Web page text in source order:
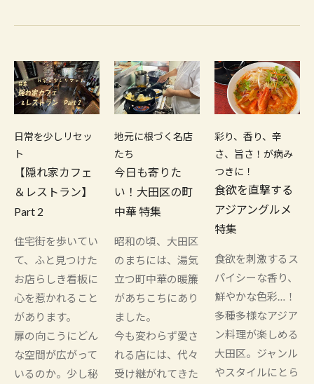
日常を少しリセッ
ト
【隠れ家カフェ
＆レストラン】
Part 2
住宅街を歩いてい
て、ふと見つけた
お店らしき看板に
心を惹かれること
があります。
扉の向こうにどん
な空間が広がって
いるのか。少し秘
地元に根づく名店
たち
今日も寄りた
い！大田区の町
中華 特集
昭和の頃、大田区
のまちには、湯気
立つ町中華の暖簾
があちこちにあり
ました。
今も変わらず愛さ
れる店には、代々
受け継がれてきた
彩り、香り、辛
さ、旨さ！が病み
つきに！
食欲を直撃する
アジアングルメ
特集
食欲を刺激するス
パイシーな香り、
鮮やかな色彩…！
多種多様なアジア
ン料理が楽しめる
大田区。ジャンル
やスタイルにとら